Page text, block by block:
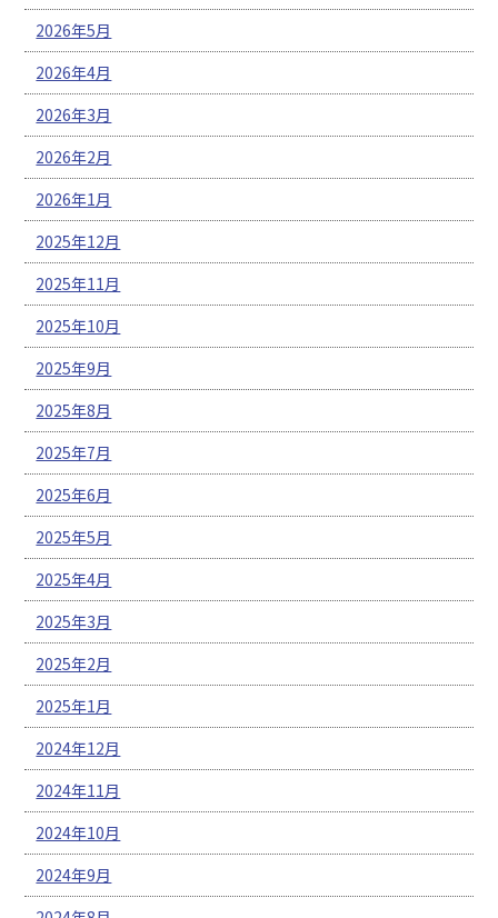
2026年5月
2026年4月
2026年3月
2026年2月
2026年1月
2025年12月
2025年11月
2025年10月
2025年9月
2025年8月
2025年7月
2025年6月
2025年5月
2025年4月
2025年3月
2025年2月
2025年1月
2024年12月
2024年11月
2024年10月
2024年9月